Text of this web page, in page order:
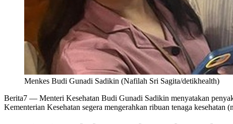
Menkes Budi Gunadi Sadikin (Nafilah Sri Sagita/detikhealth)
Berita7 — Menteri Kesehatan Budi Gunadi Sadikin menyatakan
Kementerian Kesehatan segera mengerahkan ribuan tenaga